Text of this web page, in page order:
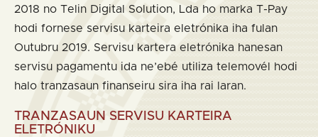
2018 no Telin Digital Solution, Lda ho marka T-Pay
hodi fornese servisu karteira eletrónika iha fulan
Outubru 2019. Servisu kartera eletrónika hanesan
servisu pagamentu ida ne’ebé utiliza telemovél hodi
halo tranzasaun finanseiru sira iha rai laran.
TRANZASAUN SERVISU KARTEIRA
ELETRÓNIKU